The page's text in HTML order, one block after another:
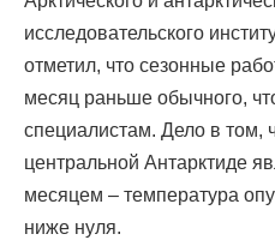
исследовательского
отметил, что сезонные
месяц раньше обычного,
специалистам. Дело в том,
центральной Антарктиде
месяцем – температура
ниже нуля.